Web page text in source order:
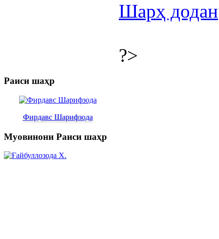
Шарҳ додан
?>
Раиси шаҳр
Фирдавс Шарифзода
Муовинони Раиси шаҳр